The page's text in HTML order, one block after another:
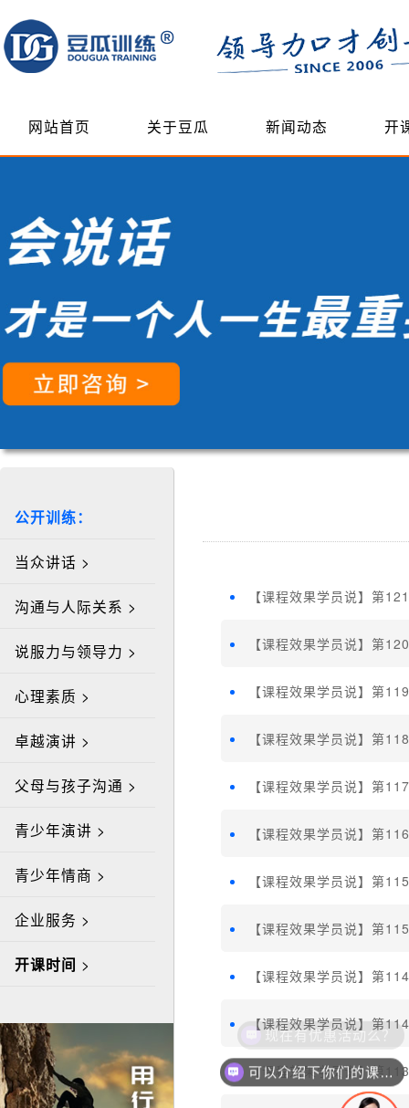
网站首页 关于豆瓜 新闻动态 开
公开训练：
当众讲话 >
沟通与人际关系 >
说服力与领导力 >
心理素质 >
卓越演讲 >
父母与孩子沟通 >
青少年演讲 >
青少年情商 >
企业服务 >
开课时间 >
【课程效果学员说】第
【课程效果学员说】第
【课程效果学员说】第
【课程效果学员说】第
【课程效果学员说】第
【课程效果学员说】第
【课程效果学员说】第
【课程效果学员说】第
【课程效果学员说】第
【课程效果学员说】第
【课程效果学员说】第
现在有优惠活动么？